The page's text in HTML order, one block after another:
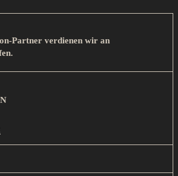
Partner verdienen wir an